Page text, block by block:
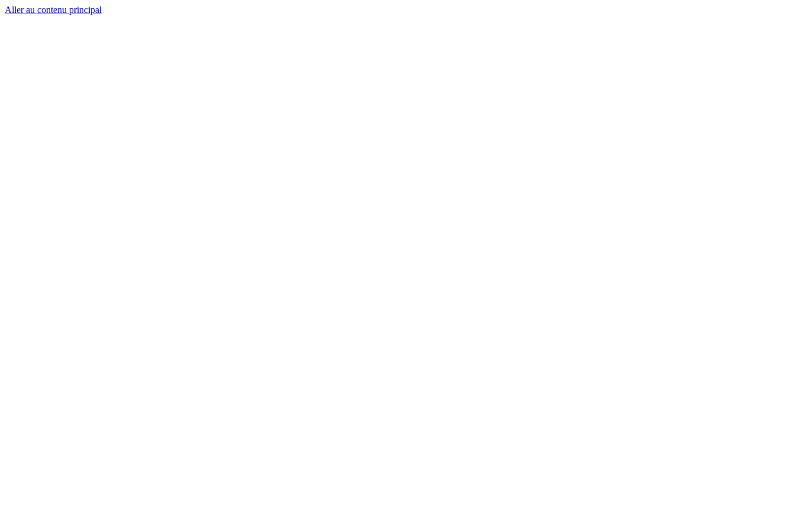
Aller au contenu principal